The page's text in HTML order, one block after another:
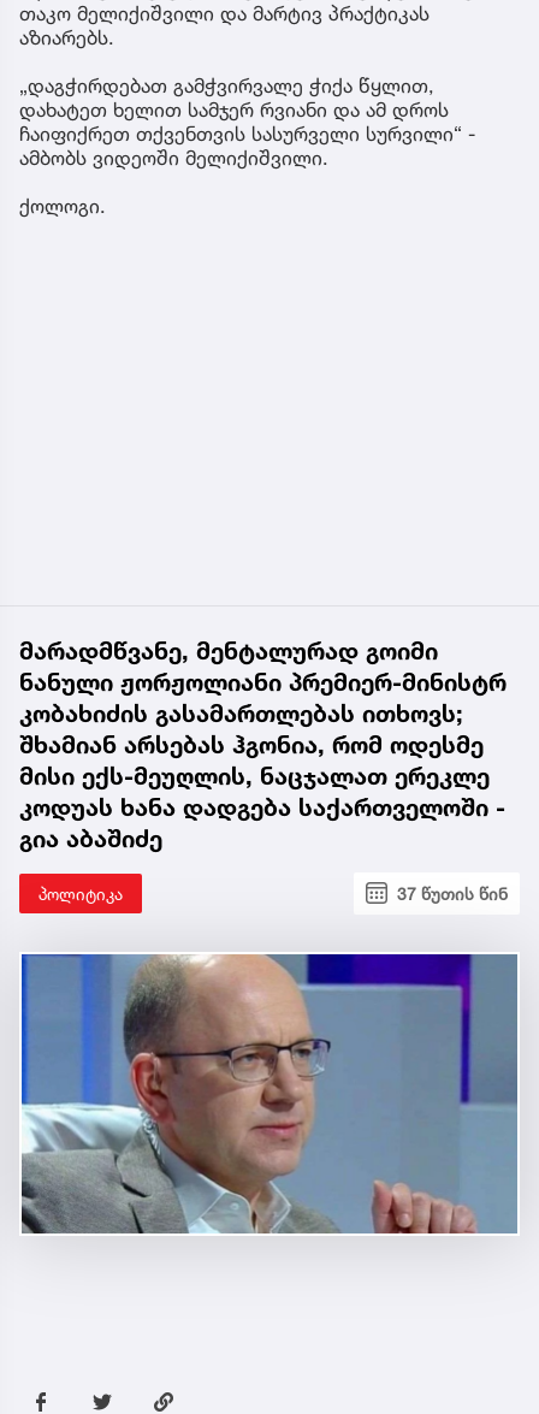
თაკო მელიქიშვილი და მარტივ პრაქტიკას
აზიარებს.
„დაგჭირდებათ გამჭვირვალე ჭიქა წყლით,
დახატეთ ხელით სამჯერ რვიანი და ამ დროს
ჩაიფიქრეთ თქვენთვის სასურველი სურვილი“ -
ამბობს ვიდეოში მელიქიშვილი.
ქოლოგი.
მარადმწვანე, მენტალურად გოიმი
ნანული ჟორჟოლიანი პრემიერ-მინისტრ
კობახიძის გასამართლებას ითხოვს;
შხამიან არსებას ჰგონია, რომ ოდესმე
მისი ექს-მეუღლის, ნაცჯალათ ერეკლე
კოდუას ხანა დადგება საქართველოში -
გია აბაშიძე
პოლიტიკა 37 წუთის წინ